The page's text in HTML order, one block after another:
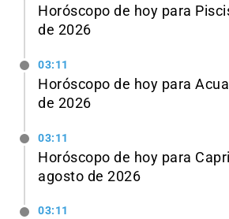
Horóscopo de hoy para
de 2026
03:11
Horóscopo de hoy para
de 2026
03:11
Horóscopo de hoy para
agosto de 2026
03:11